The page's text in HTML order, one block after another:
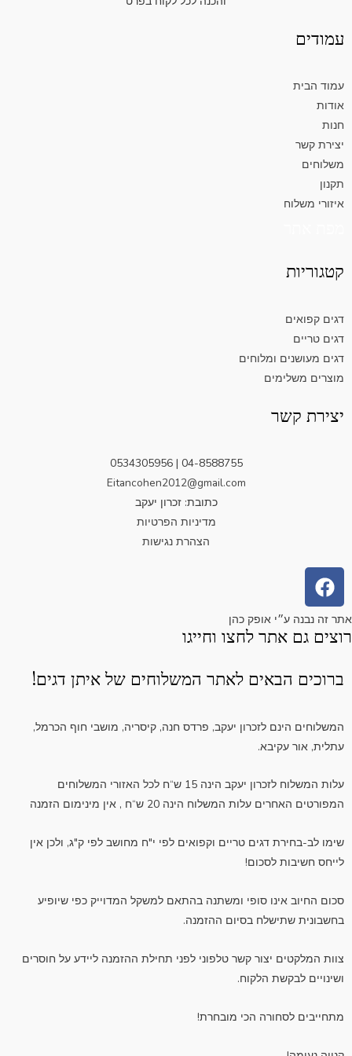
עמודים
עמוד הבית
אודות
חנות
יצירת קשר
משלוחים
תקנון
איזורי משלוח
קטגוריות
דגים קפואים
דגים טריים
דגים מעושנים ומלוחים
מוצרים משלימים
יצירת קשר
04-8588755 | 0534305956
Eitancohen2012@gmail.com
כתובת: זכרון יעקב
מדיניות הפרטיות
הצהרת נגישות
F
a
c
e
o
o
אתר זה נבנה ע״י אופק כהן
רוצים גם אתר לחצו וחייגו
ברוכים הבאים לאתר המשלוחים של איתן דגים!
המשלוחים הינם לזכרון יעקב, פרדס חנה, קיסריה, מושבי חוף הכרמל,
עתלית, אור עקיבא.
עלות המשלוח לזכרון יעקב הינה 15 ש“ח לכל האזורי המשלוחים
המפורטים האחרים עלות המשלוח הינה 20 ש“ח , אין מינימום הזמנה
שימו לב-בחירת דגים טריים וקפואים לפי י"ח מחושב לפי ק"ג, ולכן אין
לייחס חשיבות לסכום!
סכום החיוב אינו סופי ומשתנה בהתאם למשקל המדוייק כפי שיופיע
בחשבונית שתישלח בסיום ההזמנה.
צוות המלקטים יצור קשר טלפוני לפני תחילת ההזמנה ליידע על חוסרים
ושינויים לבקשת הלקוח.
מתחייבים לסחורה הכי מובחרת!